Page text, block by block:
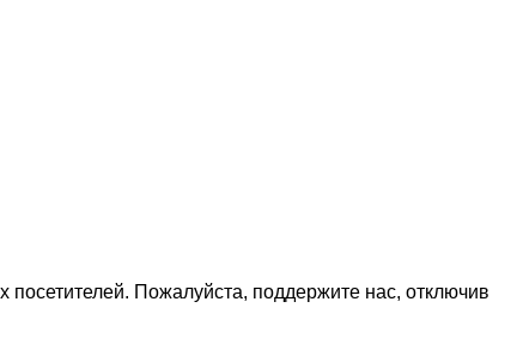
Пожалуйста, поддержите нас, отключив